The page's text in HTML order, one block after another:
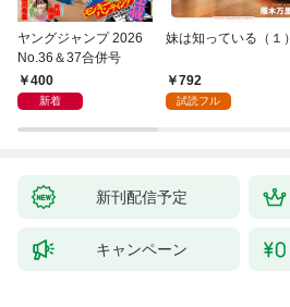
ヤングジャンプ 2026
No.36＆37合併号
400
新着
妹は知っている（１）
792
試読フル
新刊配信予定
キャンペーン